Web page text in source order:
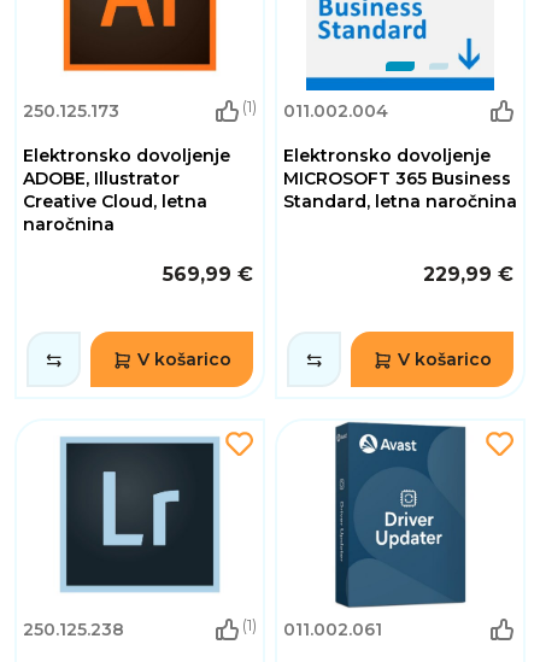
250.125.173 (1)
Elektronsko dovoljenje
ADOBE, Illustrator
Creative Cloud, letna
naročnina
569,99 €
V košarico
011.002.004
Elektronsko dovoljenje
MICROSOFT 365 Business
Standard, letna naročnina
229,99 €
V košarico
250.125.238 (1) 011.002.061